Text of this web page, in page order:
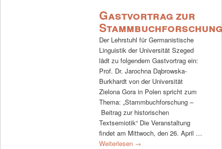
Gastvortrag zur
Stammbuchforschung
Der Lehrstuhl für Germanistische
Linguistik der Universität Szeged
lädt zu folgendem Gastvortrag ein:
Prof. Dr. Jarochna Dąbrowska-
Burkhardt von der Universität
Zielona Gora in Polen spricht zum
Thema: „Stammbuchforschung –
Beitrag zur historischen
Textsemiotik“ Die Veranstaltung
findet am Mittwoch, den 26. April …
Weiterlesen →